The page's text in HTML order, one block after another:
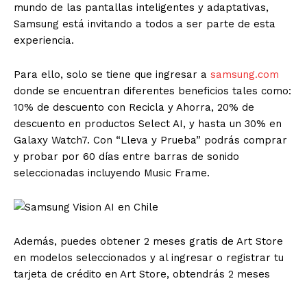
mundo de las pantallas inteligentes y adaptativas,
Samsung está invitando a todos a ser parte de esta
experiencia.
Para ello, solo se tiene que ingresar a samsung.com
donde se encuentran diferentes beneficios tales como:
10% de descuento con Recicla y Ahorra, 20% de
descuento en productos Select AI, y hasta un 30% en
Galaxy Watch7. Con “Lleva y Prueba” podrás comprar
y probar por 60 días entre barras de sonido
seleccionadas incluyendo Music Frame.
Además, puedes obtener 2 meses gratis de Art Store
en modelos seleccionados y al ingresar o registrar tu
tarjeta de crédito en Art Store, obtendrás 2 meses